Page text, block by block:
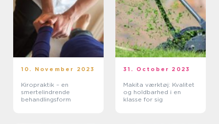
10. November 2023
Kiropraktik – en
smertelindrende
behandlingsform
31. October 2023
Makita værktøj: Kvalitet
og holdbarhed i en
klasse for sig